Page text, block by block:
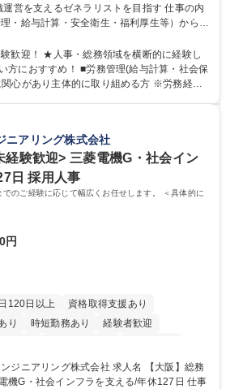
を支えるゼネラリストを目指す 仕事の内
・給与計算・安全衛生・福利厚生等）からお
・採用・教育業務へ守備範囲を広げ、組織運
：労働時間管理、給与
生管理、安全衛生、健康経営推進等をお任せ
職者管理など、幅広く経験を積んでいただき
最適な環境です。 募集職種 【総
ループ/組織運営を支えるゼネラリストを目
歓迎！ ★人事・総務領域を横断的に経験し
労務管理(給与計算・社会保
心があり主体的に取り組める方 ※労務経験
・社会保険手続き・勤怠管理など）の経験
高専 短大
：
ニアリング株式会社
経験歓迎> 三菱電機G・社会イン
日 採用人事
のご経験に応じて幅広くお任せします。 ＜具体的に
円
120日以上
資格取得支援あり
り 時短勤務あり
経験者歓迎
服装自由 寮・社宅あり 食事補助あり
グ株式会社 求人名 【大阪】総務
G・社会インフラを支える/年休127日 仕事